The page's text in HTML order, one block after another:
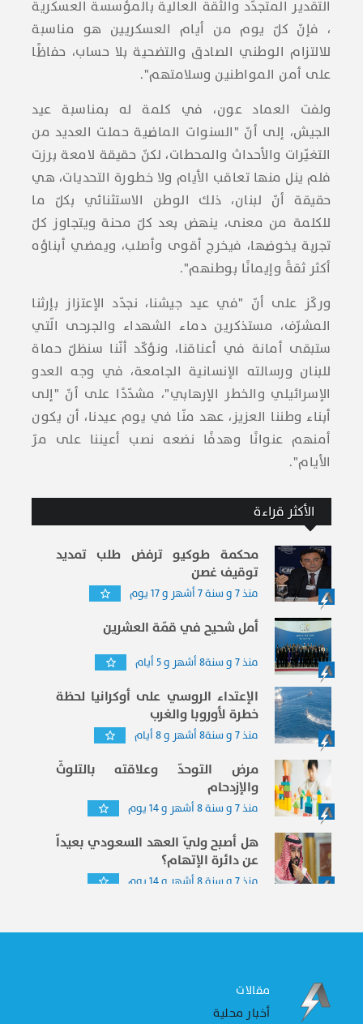
التقدير المتجدّد والثقة العالية ب​المؤسسة العسكرية​
، فإنّ كلّ يوم من أيام العسكريين هو مناسبة
للالتزام الوطني الصادق والتضحية بلا حساب، حفاظًا
على أمن المواطنين وسلامتهم".
ولفت العماد عون، في كلمة له بمناسبة عيد
الجيش، إلى أنّ "السنوات الماضية حملت العديد من
التغيّرات والأحداث والمحطات، لكنّ حقيقة لامعة برزت
فلم ينل منها تعاقب الأيام ولا خطورة التحديات، هي
حقيقة أنّ لبنان، ذلك الوطن الاستثنائي بكلّ ما
للكلمة من معنى، ينهض بعد كلّ محنة ويتجاوز كلّ
تجربة يخوضها، فيخرج أقوى وأصلب، ويمضي أبناؤه
أكثر ثقةً وإيمانًا بوطنهم".
وركّز على أنّ "في عيد جيشنا، نجدّد الإعتزاز بإرثنا
المشرّف، مستذكرين دماء الشهداء والجرحى الّتي
ستبقى أمانة في أعناقنا، ونؤكّد أنّنا سنظلّ حماة
للبنان ورسالته الإنسانية الجامعة، في وجه العدو
الإسرائيلي والخطر الإرهابي"، مشدّدًا على أنّ "إلى
أبناء وطننا العزيز، عهد منّا في يوم عيدنا، أن يكون
أمنهم عنوانًا وهدفًا نضعه نصب أعيننا على مرّ
الأيام".
الأكثر قراءة
محكمة طوكيو ترفض طلب تمديد
توقيف غصن
منذ 7 و سنة 7 أشهر و 17 يوم
أمل شحيح في قمّة العشرين
منذ 7 و سنة8 أشهر و 5 أيام
الإعتداء الروسي على أوكرانيا لحظة
خطرة لأوروبا والغرب
منذ 7 و سنة8 أشهر و 8 أيام
مرض التوحدّ وعلاقته بالتلوثّ
والإزدحام
منذ 7 و سنة 8 أشهر و 14 يوم
هل أصبح وليّ العهد السعودي بعيداّ
عن دائرة الإتهام؟
منذ 7 و سنة 8 أشهر و 14 يوم
مقالات
أخبار محلية